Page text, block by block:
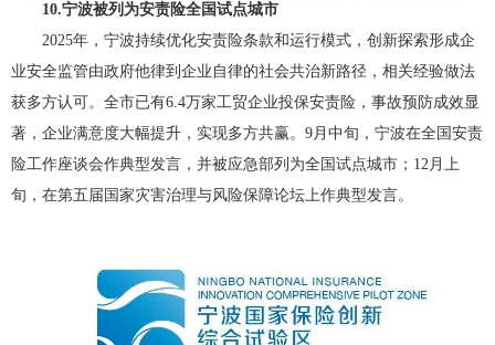
10.宁波被列为安责险全国试点城市
2025年，宁波持续优化安责险条款和运行模式，创新探索形成企
业安全监管由政府他律到企业自律的社会共治新路径，相关经验做法
获多方认可。全市已有6.4万家工贸企业投保安责险，事故预防成效显
著，企业满意度大幅提升，实现多方共赢。9月中旬，宁波在全国安责
险工作座谈会作典型发言，并被应急部列为全国试点城市；12月上
旬，在第五届国家灾害治理与风险保障论坛上作典型发言。